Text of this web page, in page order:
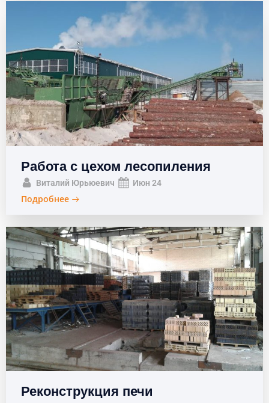
Работа с цехом лесопиления
Виталий Юрьюевич Июн 24
Подробнее
Реконструкция печи